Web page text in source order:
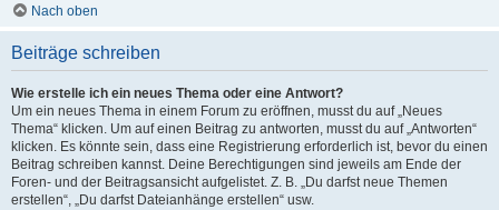
Nach oben
Beiträge schreiben
Wie erstelle ich ein neues Thema oder eine Antwort?
Um ein neues Thema in einem Forum zu eröffnen, musst du auf „Neues
Thema“ klicken. Um auf einen Beitrag zu antworten, musst du auf „Antworten“
klicken. Es könnte sein, dass eine Registrierung erforderlich ist, bevor du einen
Beitrag schreiben kannst. Deine Berechtigungen sind jeweils am Ende der
Foren- und der Beitragsansicht aufgelistet. Z. B. „Du darfst neue Themen
erstellen“, „Du darfst Dateianhänge erstellen“ usw.